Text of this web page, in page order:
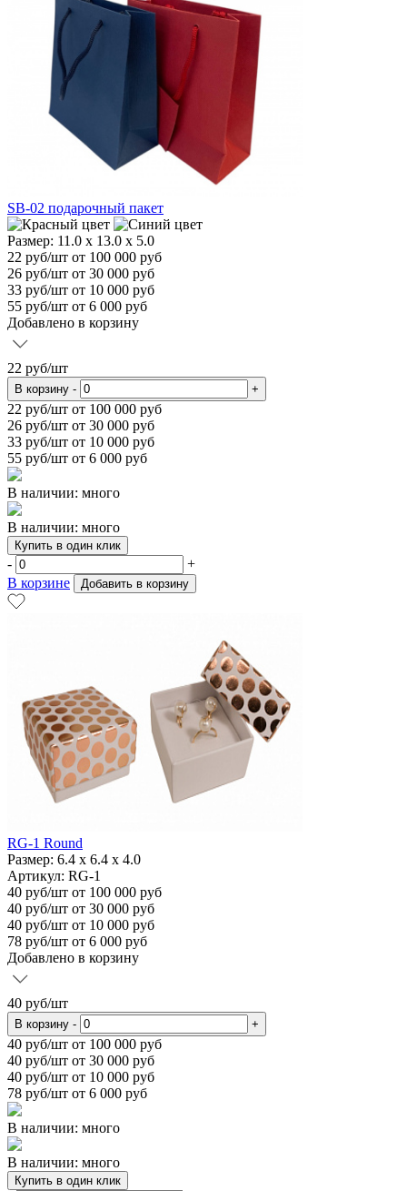
SB-02 подарочный пакет
Размер: 11.0 х 13.0 х 5.0
22 руб/шт от 100 000 руб
26 руб/шт от 30 000 руб
33 руб/шт от 10 000 руб
55 руб/шт от 6 000 руб
Добавлено в корзину
22 руб/шт
В корзину - +
22 руб/шт от 100 000 руб
26 руб/шт от 30 000 руб
33 руб/шт от 10 000 руб
55 руб/шт от 6 000 руб
В наличии: много
В наличии: много
Купить в один клик
-
+
В корзине
Добавить в корзину
RG-1 Round
Размер: 6.4 х 6.4 х 4.0
Артикул: RG-1
40 руб/шт от 100 000 руб
40 руб/шт от 30 000 руб
40 руб/шт от 10 000 руб
78 руб/шт от 6 000 руб
Добавлено в корзину
40 руб/шт
В корзину - +
40 руб/шт от 100 000 руб
40 руб/шт от 30 000 руб
40 руб/шт от 10 000 руб
78 руб/шт от 6 000 руб
В наличии: много
В наличии: много
Купить в один клик